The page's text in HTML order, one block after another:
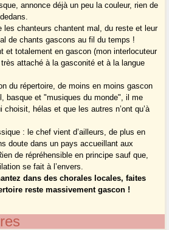
annonce déjà un peu la couleur, rien de
les chanteurs chantent mal, du reste et leur
de chants gascons au fil du temps !
et totalement en gascon (mon interlocuteur
attaché à la gasconité et à la langue
du répertoire, de moins en moins gascon
basque et "musiques du monde", il me
choisit, hélas et que les autres n’ont qu’à
: le chef vient d’ailleurs, de plus en
doute dans un pays accueillant aux
de répréhensible en principe sauf que,
se fait à l’envers.
dans des chorales locales, faites
reste massivement gascon !